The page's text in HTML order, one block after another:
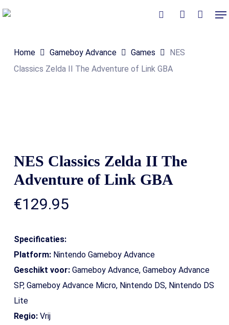
Skip
content
Home Gameboy Advance Games
NES
Classics Zelda II The Adventure of Link GBA
NES Classics Zelda II The
Adventure of Link GBA
€129.95
Specificaties:
Platform:Nintendo Gameboy Advance
Geschikt voor:Gameboy Advance, Gameboy Advance
SP, Gameboy Advance Micro, Nintendo DS, Nintendo DS
Lite
Regio:Vrij